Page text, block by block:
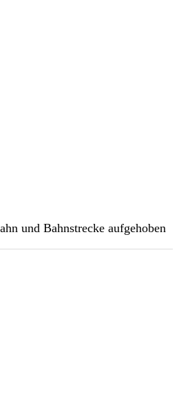
und Bahnstrecke aufgehoben